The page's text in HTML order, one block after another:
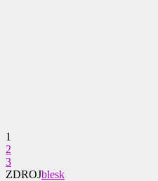
1
2
3
ZDROJblesk